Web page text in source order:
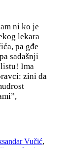
ni ko je
lekara
pa gđe
sadašnji
Ima
zini da
Vučić,